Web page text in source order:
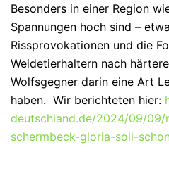
Besonders in einer Region
Spannungen hoch sind –
Rissprovokationen und die
Weidetierhaltern nach
Wolfsgegner darin eine Art
haben. Wir berichteten hier:
deutschland.de/2024/09/
schermbeck-gloria-soll-